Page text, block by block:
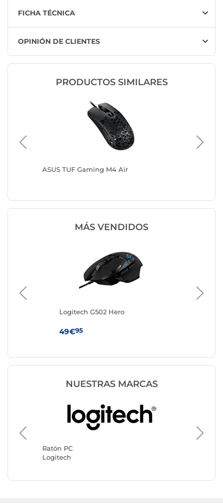
FICHA TÉCNICA
OPINIÓN DE CLIENTES
PRODUCTOS SIMILARES
ASUS TUF Gaming M4 Air
MÁS VENDIDOS
Logitech G502 Hero
49€95
NUESTRAS MARCAS
Ratón PC
Logitech
Ratón
Razer